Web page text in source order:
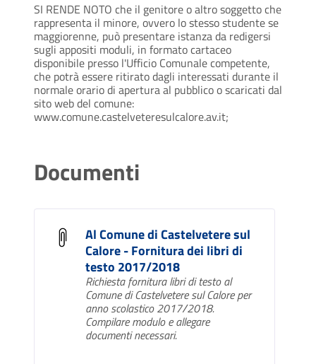
SI RENDE NOTO che il genitore o altro soggetto che
rappresenta il minore, ovvero lo stesso studente se
maggiorenne, può presentare istanza da redigersi
sugli appositi moduli, in formato cartaceo
disponibile presso l'Ufficio Comunale competente,
che potrà essere ritirato dagli interessati durante il
normale orario di apertura al pubblico o scaricati dal
sito web del comune:
www.comune.castelveteresulcalore.av.it;
Documenti
Al Comune di Castelvetere sul
Calore - Fornitura dei libri di
testo 2017/2018
Richiesta fornitura libri di testo al
Comune di Castelvetere sul Calore per
anno scolastico 2017/2018.
Compilare modulo e allegare
documenti necessari.